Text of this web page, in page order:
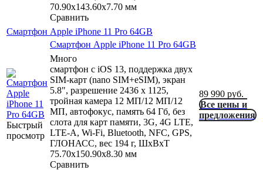
70.90x143.60x7.70 мм
Сравнить
Смартфон Apple iPhone 11 Pro 64GB
Быстрый
просмотр
Смартфон Apple iPhone 11 Pro 64GB
Много
смартфон с iOS 13, поддержка двух
SIM-карт (nano SIM+eSIM), экран
5.8", разрешение 2436 x 1125,
тройная камера 12 МП/12 МП/12
МП, автофокус, память 64 Гб, без
слота для карт памяти, 3G, 4G LTE,
LTE-A, Wi-Fi, Bluetooth, NFC, GPS,
ГЛОНАСС, вес 194 г, ШxВxТ
75.70x150.90x8.30 мм
Сравнить
89 990 руб.
Все цены и
предложения